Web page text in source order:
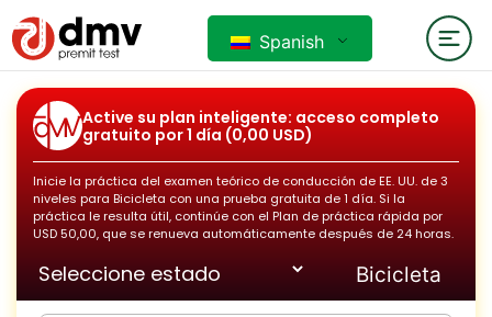
Spanish
Active su plan inteligente: acceso completo
gratuito por 1 día (0,00 USD)
Inicie la práctica del examen teórico de conducción de EE. UU. de 3
niveles para Bicicleta con una prueba gratuita de 1 día. Si la
práctica le resulta útil, continúe con el Plan de práctica rápida por
USD 50,00, que se renueva automáticamente después de 24 horas.